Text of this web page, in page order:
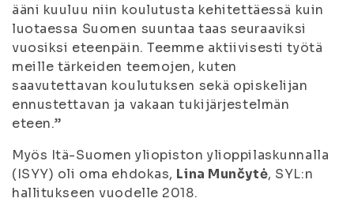
ääni kuuluu niin koulutusta kehitettäessä kuin
luotaessa Suomen suuntaa taas seuraaviksi
vuosiksi eteenpäin. Teemme aktiivisesti työtä
meille tärkeiden teemojen, kuten
saavutettavan koulutuksen sekä opiskelijan
ennustettavan ja vakaan tukijärjestelmän
eteen.”
Myös Itä-Suomen yliopiston ylioppilaskunnalla
(ISYY) oli oma ehdokas, Lina Munčytė, SYL:n
hallitukseen vuodelle 2018.